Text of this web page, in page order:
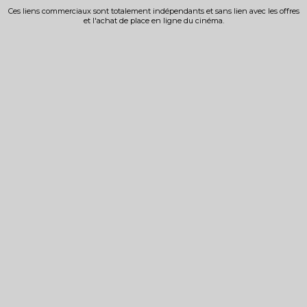
Ces liens commerciaux sont totalement indépendants et sans lien avec les offres
et l'achat de place en ligne du cinéma.